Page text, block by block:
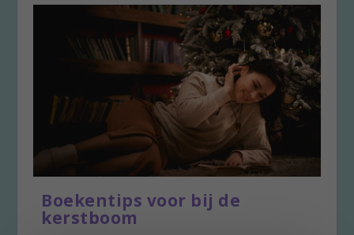
Boekentips voor bij de
kerstboom